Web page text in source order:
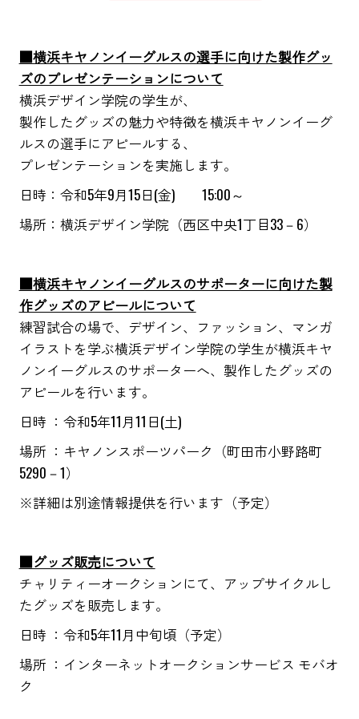
■横浜キヤノンイーグルスの選手に向けた製作グッ
ズのプレゼンテーションについて
横浜デザイン学院の学生が、
製作したグッズの魅力や特徴を横浜キヤノンイーグ
ルスの選手にアピールする、
プレゼンテーションを実施します。
日時：令和5年9月15日(金) 15:00～
場所：横浜デザイン学院（西区中央1丁目33－6）
■横浜キヤノンイーグルスのサポーターに向けた製
作グッズのアピールについて
練習試合の場で、デザイン、ファッション、マンガ
イラストを学ぶ横浜デザイン学院の学生が横浜キヤ
ノンイーグルスのサポーターへ、製作したグッズの
アピールを行います。
日時 ：令和5年11月11日(土)
場所 ：キヤノンスポーツパーク（町田市小野路町
5290－1）
※詳細は別途情報提供を行います（予定）
■グッズ販売について
チャリティーオークションにて、アップサイクルし
たグッズを販売します。
日時 ：令和5年11月中旬頃（予定）
場所 ：インターネットオークションサービス モバオ
ク